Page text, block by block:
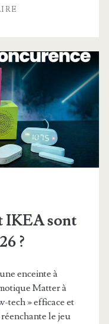
IKEA sont
?
enceinte à
Matter à
tech » efficace et
le jeu